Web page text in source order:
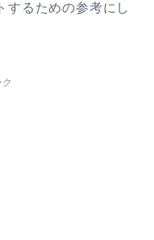
するための参考にし